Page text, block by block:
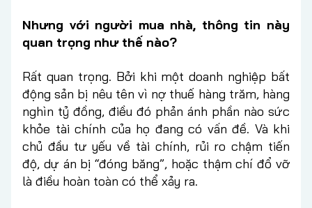
Nhưng với người mua nhà, thông tin này
quan trọng như thế nào?
Rất quan trọng. Bởi khi một doanh nghiệp bất
động sản bị nêu tên vì nợ thuế hàng trăm, hàng
nghìn tỷ đồng, điều đó phản ánh phần nào sức
khỏe tài chính của họ đang có vấn đề. Và khi
chủ đầu tư yếu về tài chính, rủi ro chậm tiến
độ, dự án bị “đóng băng”, hoặc thậm chí đổ vỡ
là điều hoàn toàn có thể xảy ra.